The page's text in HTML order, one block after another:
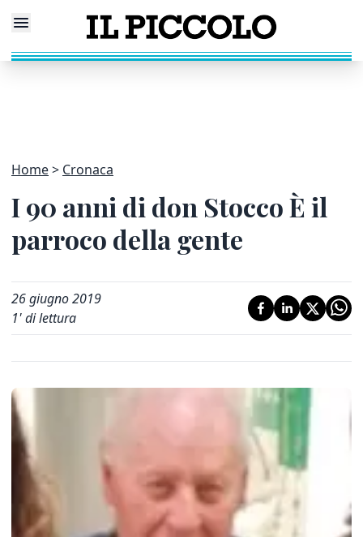
Home Cronaca
I 90 anni di don Stocco È il
parroco della gente
26 giugno 2019
1' di lettura